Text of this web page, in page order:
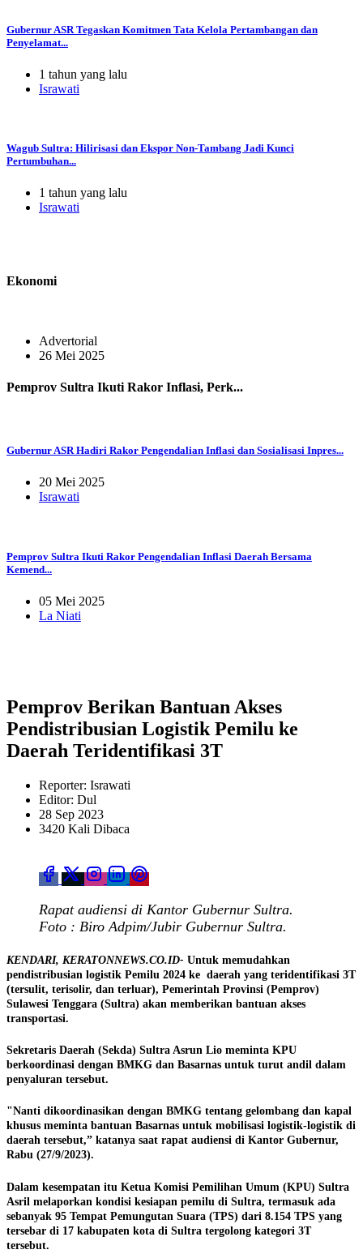
Gubernur ASR Tegaskan Komitmen Tata Kelola Pertambangan dan
Penyelamat...
1 tahun yang lalu
Israwati
Wagub Sultra: Hilirisasi dan Ekspor Non-Tambang Jadi Kunci
Pertumbuhan...
1 tahun yang lalu
Israwati
Ekonomi
Advertorial
26 Mei 2025
Pemprov Sultra Ikuti Rakor Inflasi, Perk...
Gubernur ASR Hadiri Rakor Pengendalian Inflasi dan Sosialisasi Inpres...
20 Mei 2025
Israwati
Pemprov Sultra Ikuti Rakor Pengendalian Inflasi Daerah Bersama
Kemend...
05 Mei 2025
La Niati
Pemprov Berikan Bantuan Akses
Pendistribusian Logistik Pemilu ke
Daerah Teridentifikasi 3T
Reporter: Israwati
Editor: Dul
28 Sep 2023
3420 Kali Dibaca
Rapat audiensi di Kantor Gubernur Sultra.
Foto : Biro Adpim/Jubir Gubernur Sultra.
KENDARI, KERATONNEWS.CO.ID- Untuk memudahkan
pendistribusian logistik Pemilu 2024 ke daerah yang teridentifikasi 3T
(tersulit, terisolir, dan terluar), Pemerintah Provinsi (Pemprov)
Sulawesi Tenggara (Sultra) akan memberikan bantuan akses
transportasi.
Sekretaris Daerah (Sekda) Sultra Asrun Lio meminta KPU
berkoordinasi dengan BMKG dan Basarnas untuk turut andil dalam
penyaluran tersebut.
"Nanti dikoordinasikan dengan BMKG tentang gelombang dan kapal
khusus meminta bantuan Basarnas untuk mobilisasi logistik-logistik di
daerah tersebut,” katanya saat rapat audiensi di Kantor Gubernur,
Rabu (27/9/2023).
Dalam kesempatan itu Ketua Komisi Pemilihan Umum (KPU) Sultra
Asril melaporkan kondisi kesiapan pemilu di Sultra, termasuk ada
sebanyak 95 Tempat Pemungutan Suara (TPS) dari 8.154 TPS yang
tersebar di 17 kabupaten kota di Sultra tergolong kategori 3T
tersebut.